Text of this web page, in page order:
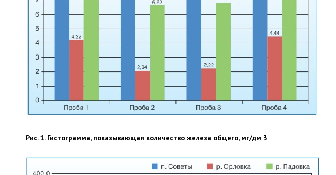
Рис. 1. Гистограмма, показывающая количество железа общего, мг/дм 3